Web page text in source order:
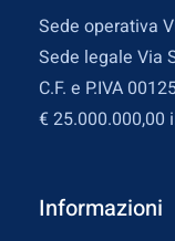
Sede operativa
Sede legale Via
C.F. e P.IVA
€ 25.000.000,00
Informazioni